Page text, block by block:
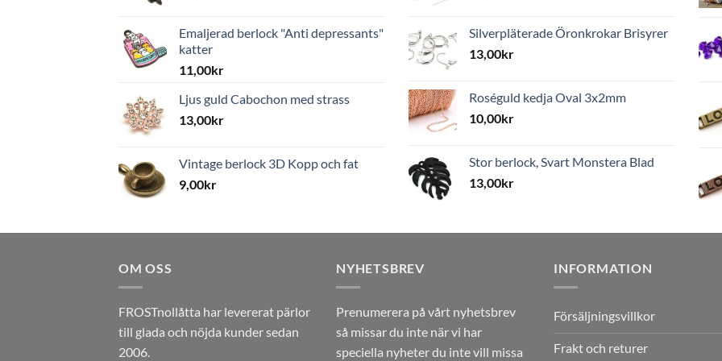
Emaljerad berlock "Anti depressants"
katter
11,00kr
Ljus guld Cabochon med strass
13,00kr
Vintage berlock 3D Kopp och fat
9,00kr
Silverpläterade Öronkrokar Brisyrer
13,00kr
Roséguld kedja Oval 3x2mm
10,00kr
Stor berlock, Svart Monstera Blad
13,00kr
OM OSS
FROSTnollåtta har levererat pärlor
till glada och nöjda kunder sedan
2006.
NYHETSBREV
Prenumerera på vårt nyhetsbrev
så missar du inte när vi har
speciella nyheter du inte vill missa
INFORMATION
Försäljningsvillkor
Frakt och returer